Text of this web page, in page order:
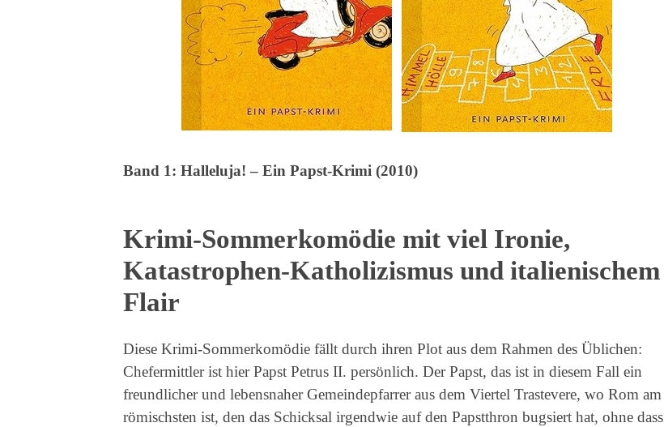
Band 1: Halleluja! – Ein Papst-Krimi (2010)
Krimi-Sommerkomödie mit viel Ironie,
Katastrophen-Katholizismus und italienischem
Flair
Diese Krimi-Sommerkomödie fällt durch ihren Plot aus dem Rahmen des Üblichen:
Chefermittler ist hier Papst Petrus II. persönlich. Der Papst, das ist in diesem Fall ein
freundlicher und lebensnaher Gemeindepfarrer aus dem Viertel Trastevere, wo Rom am
römischsten ist, den das Schicksal irgendwie auf den Papstthron bugsiert hat, ohne dass